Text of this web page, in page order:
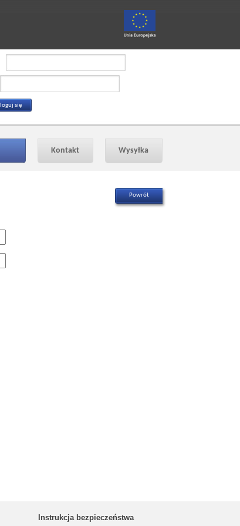
Kontakt Wysyłka
Instrukcja bezpieczeństwa